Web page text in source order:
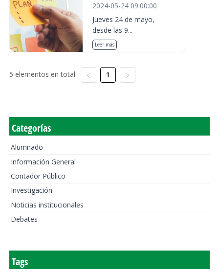
2024-05-24 09:00:00
Jueves 24 de mayo,
desde las 9...
Leer más
5 elementos en total: 1
Categorías
Alumnado
Información General
Contador Público
Investigación
Noticias institucionales
Debates
Tags